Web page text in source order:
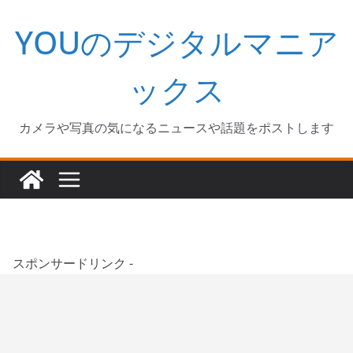
キ
YOUのデジタルマニア
ックス
カメラや写真の気になるニュースや話題をポストします
スポンサードリンク -